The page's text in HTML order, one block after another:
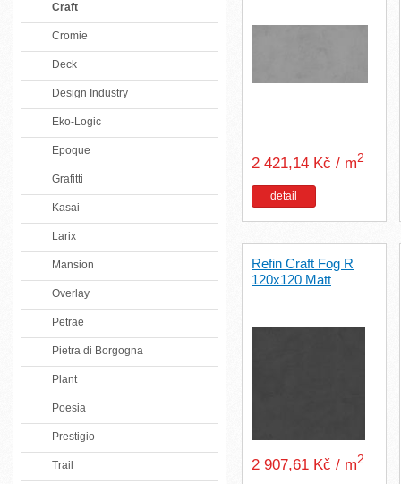
Craft
Cromie
Deck
Design Industry
Eko-Logic
Epoque
Grafitti
Kasai
Larix
Mansion
Overlay
Petrae
Pietra di Borgogna
Plant
Poesia
Prestigio
Trail
2 421,14 Kč / m2
detail
Refin Craft Fog R
120x120 Matt
2 907,61 Kč / m2